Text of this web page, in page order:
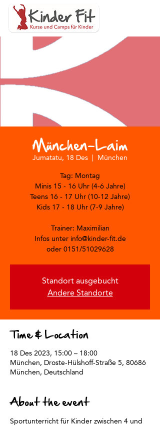
München-Laim
Jumatatu, 18 Des München
Tag: Montag
Minis 15 - 16 Uhr (4-6 Jahre)
Teens 16 - 17 Uhr (10-12 Jahre)
Kids 17 - 18 Uhr (7-9 Jahre)
Trainer: Maximilian
Infos unter info@kinder-fit.de
oder 0151/51029628
Standort ausgebucht
Andere Standorte
Time & Location
18 Des 2023, 15:00 – 18:00
München, Droste-Hülshoff-Straße 5, 80686
München, Deutschland
About the event
Sportunterricht für Kinder zwischen 4 und